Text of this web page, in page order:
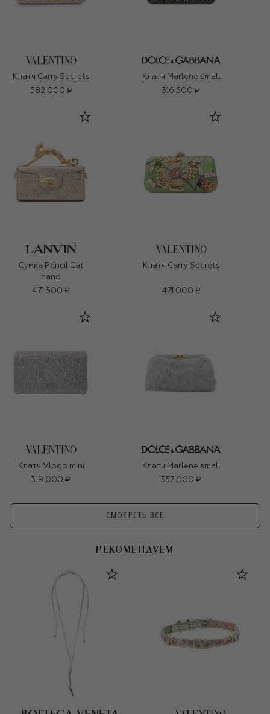
Клатч Carry Secrets
582 000 ₽
Клатч Marlene small
316 500 ₽
Сумка Pencil Cat
nano
471 500 ₽
Клатч Carry Secrets
471 000 ₽
Клатч Vlogo mini
319 000 ₽
Клатч Marlene small
357 000 ₽
СМОТРЕТЬ ВСЕ
РЕКОМЕНДУЕМ